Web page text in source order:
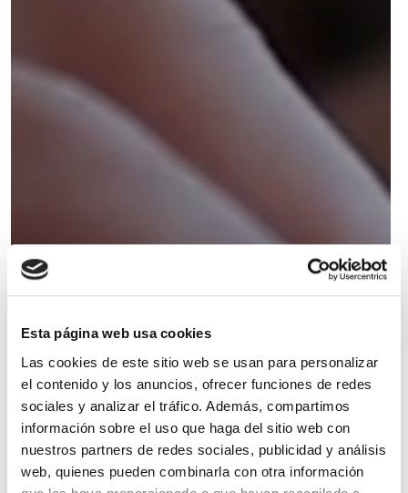
Esta página web usa cookies
Las cookies de este sitio web se usan para personalizar
el contenido y los anuncios, ofrecer funciones de redes
sociales y analizar el tráfico. Además, compartimos
información sobre el uso que haga del sitio web con
nuestros partners de redes sociales, publicidad y análisis
web, quienes pueden combinarla con otra información